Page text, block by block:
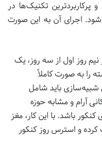
پرکاربردترین تکنیک‌ها در
اجرای آن به این صورت
نیم روز اول از سه روز، یک
را به صورت کاملاً
شبیه‌سازی باید شامل
آرام و مشابه حوزه
باشد. با این کار، مغز
و استرس روز کنکور